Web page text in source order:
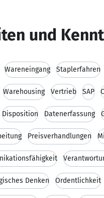
und
Wareneingang Staplerfahren
Warehousing Vertrieb SAP
Disposition Datenerfassung
Preisverhandlungen
Denken Ordentlichkeit